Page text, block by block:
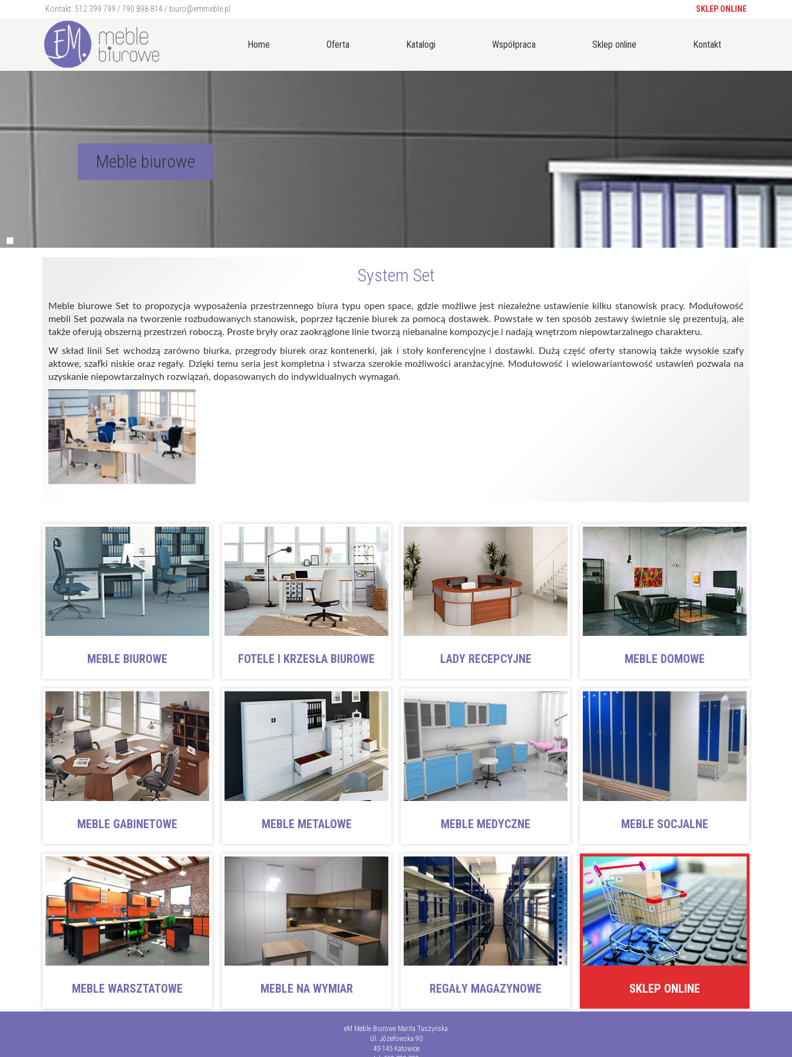
SKLEP ONLINE
Kontakt: 512 399 799 /790 898 814 / biuro@emmeble.pl
Home Oferta Katalogi Współpraca Sklep online Kontakt
Meble biurowe
System Set
Meble biurowe Set to propozycja wyposażenia przestrzennego biura typu open space, gdzie możliwe jest niezależne ustawienie kilku stanowisk pracy. Modułowość
mebli Set pozwala na tworzenie rozbudowanych stanowisk, poprzez łączenie biurek za pomocą dostawek. Powstałe w ten sposób zestawy świetnie się prezentują, ale
także oferują obszerną przestrzeń roboczą. Proste bryły oraz zaokrąglone linie tworzą niebanalne kompozycje i nadają wnętrzom niepowtarzalnego charakteru.
W skład linii Set wchodzą zarówno biurka, przegrody biurek oraz kontenerki, jak i stoły konferencyjne i dostawki. Dużą część oferty stanowią także wysokie szafy
aktowe, szafki niskie oraz regały. Dzięki temu seria jest kompletna i stwarza szerokie możliwości aranżacyjne. Modułowość i wielowariantowość ustawień pozwala na
uzyskanie niepowtarzalnych rozwiązań, dopasowanych do indywidualnych wymagań.
MEBLE BIUROWE FOTELE I KRZESŁA BIUROWE LADY RECEPCYJNE MEBLE DOMOWE
MEBLE GABINETOWE MEBLE METALOWE MEBLE MEDYCZNE MEBLE SOCJALNE
MEBLE WARSZTATOWE MEBLE NA WYMIAR REGAŁY MAGAZYNOWE SKLEP ONLINE
eM Meble Biurowe Marita Tuszyńska
Ul. Józefowska 90
40-145 Katowice